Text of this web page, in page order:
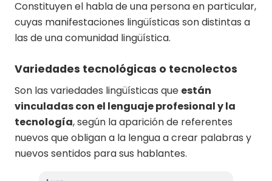
Constituyen el habla de una persona en particular,
cuyas manifestaciones lingüísticas son distintas a
las de una comunidad lingüística.
Variedades tecnológicas o tecnolectos
Son las variedades lingüísticas que están
vinculadas con el lenguaje profesional y la
tecnología, según la aparición de referentes
nuevos que obligan a la lengua a crear palabras y
nuevos sentidos para sus hablantes.